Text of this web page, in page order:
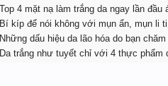
Top 4 mặt nạ làm trắng da ngay lần đầu
Bí kíp để nói không với mụn ẩn, mụn li ti
Những dấu hiệu da lão hóa do bạn
Da trắng như tuyết chỉ với 4 thực phẩm